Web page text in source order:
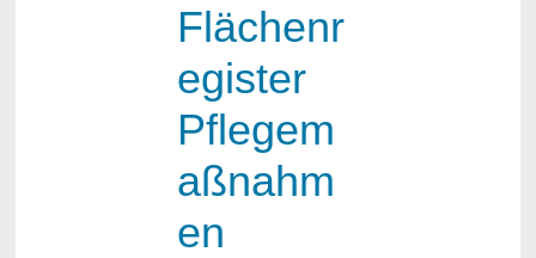
Flächenr
egister
Pflegem
aßnahm
en